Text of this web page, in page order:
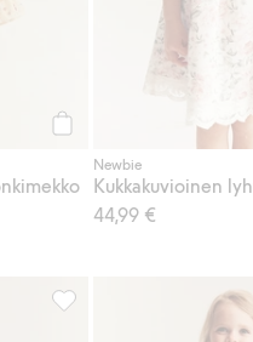
Newbie
44,99 €
Mansikkakuvioinen